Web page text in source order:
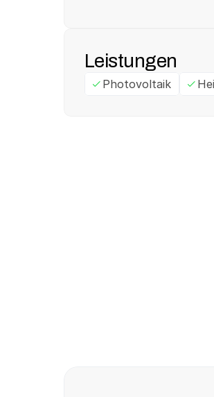
Leistungen
Photovoltaik